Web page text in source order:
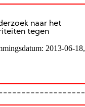
naar het
tegen
2013-06-18,